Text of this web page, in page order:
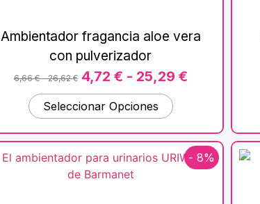
Ambientador fragancia aloe vera
con pulverizador
6,66€ -26,62€ 4,72 € - 25,29 €
Seleccionar Opciones
- 8%